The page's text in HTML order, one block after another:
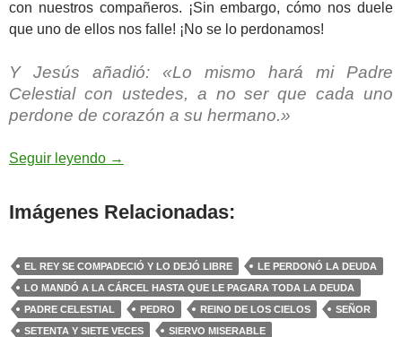
con nuestros compañeros. ¡Sin embargo, cómo nos duele
que uno de ellos nos falle! ¡No se lo perdonamos!
Y Jesús añadió: «Lo mismo hará mi Padre
Celestial con ustedes, a no ser que cada uno
perdone de corazón a su hermano.»
Seguir leyendo Mateo 18,21-19,1 – perdone de corazón a su
→
Imágenes Relacionadas:
EL REY SE COMPADECIÓ Y LO DEJÓ LIBRE
LE PERDONÓ LA DEUDA
LO MANDÓ A LA CÁRCEL HASTA QUE LE PAGARA TODA LA DEUDA
PADRE CELESTIAL
PEDRO REINO DE LOS CIELOS
SEÑOR
SETENTA Y SIETE VECES
SIERVO MISERABLE